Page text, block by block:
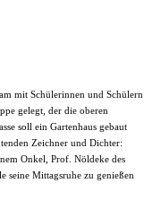
mit Schülerinnen und Schülern
gelegt, der die oberen
soll ein Gartenhaus gebaut
Zeichner und Dichter:
Onkel, Prof. Nöldeke des
seine Mittagsruhe zu genießen